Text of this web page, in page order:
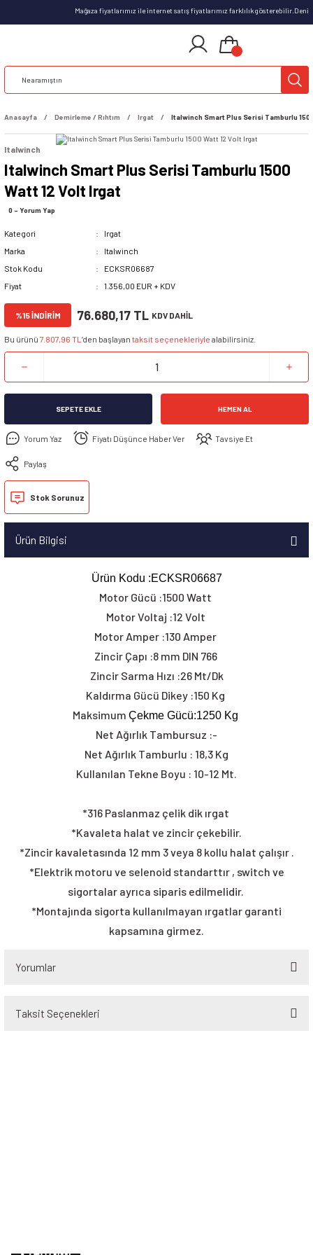
Mağaza fiyatlarımız ile internet satış fiyatlarımız farklılık
Anasayfa Demirleme / Rıhtım Irgat Italwinch Smart Plus Serisi Tamburlu
Italwinch
Italwinch Smart Plus Serisi Tamburlu 1500
Watt 12 Volt Irgat
0 - Yorum Yap
Kategori
Irgat
Marka
Italwinch
Stok Kodu
ECKSR06687
Fiyat
1.356,00 EUR + KDV
%15 İNDİRİM 76.680,17 TL KDV DAHİL
Bu ürünü 7.807,96 TL ’den başlayan taksit seçenekleriyle alabilirsiniz.
SEPETE EKLE HEMEN AL
Yorum Yaz Fiyatı Düşünce Haber Ver Tavsiye Et
Paylaş
Stok Sorunuz
Ürün Bilgisi
Ürün Kodu :ECKSR06687
Motor Gücü :1500 Watt
Motor Voltaj :12 Volt
Motor Amper :130 Amper
Zincir Çapı :8 mm DIN 766
Zincir Sarma Hızı :26 Mt/Dk
Kaldırma Gücü Dikey :150 Kg
Maksimum Çekme Gücü:1250 Kg
Net Ağırlık Tambursuz :-
Net Ağırlık Tamburlu : 18,3 Kg
Kullanılan Tekne Boyu : 10-12 Mt.
*316 Paslanmaz çelik dik ırgat
*Kavaleta halat ve zincir çekebilir.
*Zincir kavaletasında 12 mm 3 veya 8 kollu halat çalışır .
*Elektrik motoru ve selenoid standarttır , switch ve
sigortalar ayrıca siparis edilmelidir.
*Montajında sigorta kullanılmayan ırgatlar garanti
kapsamına girmez.
Yorumlar
Taksit Seçenekleri